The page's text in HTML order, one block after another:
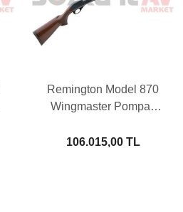
Remington Model 870
Wingmaster Pompalı
106.015,00 TL